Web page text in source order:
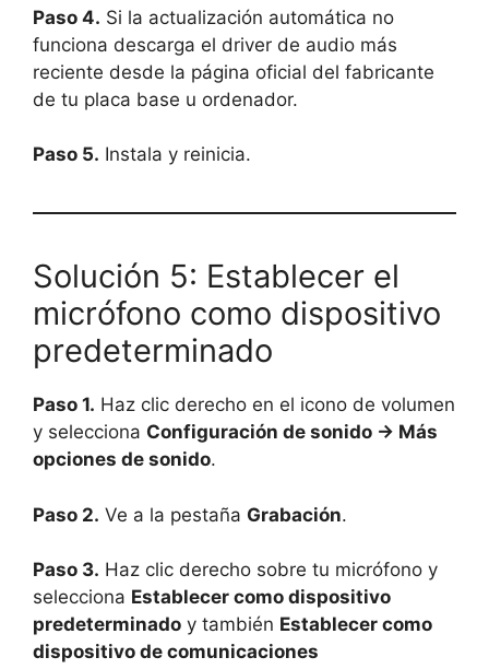
Paso 4. Si la actualización automática no
funciona descarga el driver de audio más
reciente desde la página oficial del fabricante
de tu placa base u ordenador.
Paso 5. Instala y reinicia.
Solución 5: Establecer el
micrófono como dispositivo
predeterminado
Paso 1. Haz clic derecho en el icono de volumen
y selecciona Configuración de sonido → Más
opciones de sonido.
Paso 2. Ve a la pestaña Grabación.
Paso 3. Haz clic derecho sobre tu micrófono y
selecciona Establecer como dispositivo
predeterminado y también Establecer como
dispositivo de comunicaciones